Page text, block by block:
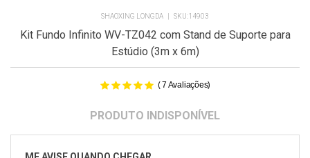
SHAOXING LONGDA 14903
Kit Fundo Infinito WV-TZ042 com Stand de Suporte para
Estúdio (3m x 6m)
(7 Avaliações)